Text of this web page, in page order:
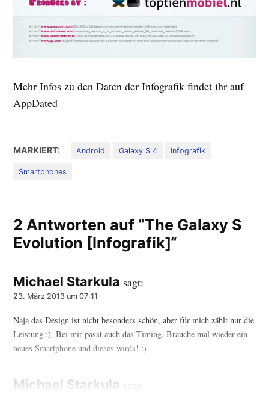
Mehr Infos zu den Daten der Infografik findet ihr auf
AppDated
MARKIERT: Android Galaxy S 4 Infografik
Smartphones
2 Antworten auf “The Galaxy S
Evolution [Infografik]“
Michael Starkula sagt:
23. März 2013 um 07:11
Naja das Design ist nicht besonders schön, aber für mich zählt nur die
Leistung :). Bei mir passt auch das Timing. Brauche mal wieder ein
neues Smartphone und dieses wirds! :)
Michael Starkula sagt: